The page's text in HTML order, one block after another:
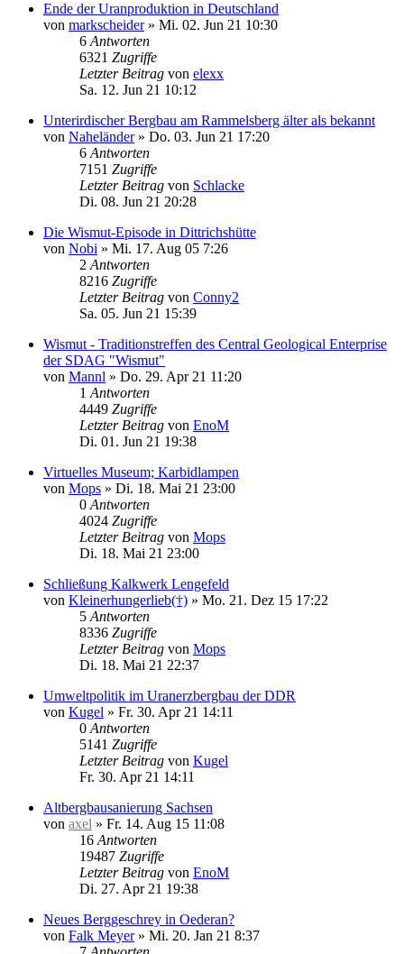
Ende der Uranproduktion in Deutschland
von markscheider» Mi. 02. Jun 21 10:30
6 Antworten
6321 Zugriffe
Letzter Beitrag von elexx
Sa. 12. Jun 21 10:12
Unterirdischer Bergbau am Rammelsberg älter als bekannt
von Naheländer» Do. 03. Jun 21 17:20
6 Antworten
7151 Zugriffe
Letzter Beitrag von Schlacke
Di. 08. Jun 21 20:28
Die Wismut-Episode in Dittrichshütte
von Nobi » Mi. 17. Aug 05 7:26
2 Antworten
8216 Zugriffe
Letzter Beitrag von Conny2
Sa. 05. Jun 21 15:39
Wismut - Traditionstreffen des Central Geological Enterprise
der SDAG "Wismut"
von Mannl » Do. 29. Apr 21 11:20
1 Antworten
4449 Zugriffe
Letzter Beitrag von EnoM
Di. 01. Jun 21 19:38
Virtuelles Museum; Karbidlampen
von Mops » Di. 18. Mai 21 23:00
0 Antworten
4024 Zugriffe
Letzter Beitrag von Mops
Di. 18. Mai 21 23:00
Schließung Kalkwerk Lengefeld
von Kleinerhungerlieb(†) » Mo. 21. Dez 15 17:22
5 Antworten
8336 Zugriffe
Letzter Beitrag von Mops
Di. 18. Mai 21 22:37
Umweltpolitik im Uranerzbergbau der DDR
von Kugel » Fr. 30. Apr 21 14:11
0 Antworten
5141 Zugriffe
Letzter Beitrag von Kugel
Fr. 30. Apr 21 14:11
Altbergbausanierung Sachsen
von axel » Fr. 14. Aug 15 11:08
16 Antworten
19487 Zugriffe
Letzter Beitrag von EnoM
Di. 27. Apr 21 19:38
Neues Berggeschrey in Oederan?
von Falk Meyer» Mi. 20. Jan 21 8:37